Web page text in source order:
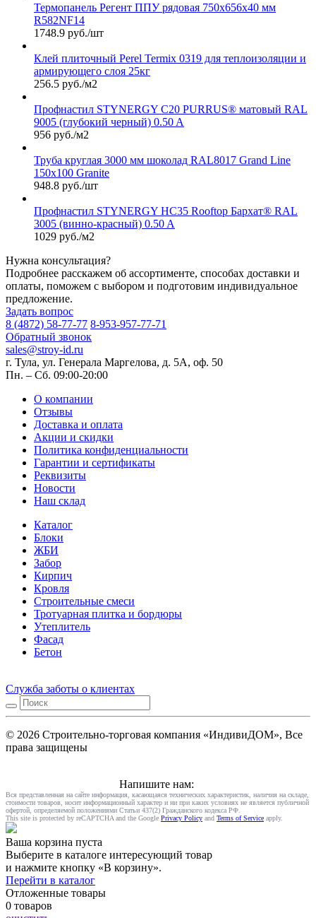
Термопанель Регент ППУ рядовая 750х656х40 мм
R582NF14
1748.9 руб./шт
Клей плиточный Perel Termix 0319 для теплоизоляции и
армирующего слоя 25кг
256.5 руб./м2
Профнастил STYNERGY С20 PURRUS® матовый RAL
9005 (глубокий черный) 0.50 A
956 руб./м2
Труба круглая 3000 мм шоколад RAL8017 Grand Line
150х100 Granite
948.8 руб./шт
Профнастил STYNERGY НС35 Rooftop Бархат® RAL
3005 (винно-красный) 0.50 A
1029 руб./м2
Нужна консультация?
Подробнее расскажем об ассортименте, способах доставки и
оплаты, поможем с выбором и подготовим индивидуальное
предложение.
Задать вопрос
8 (4872) 58-77-77 8-953-957-77-71
Обратный звонок
sales@stroy-id.ru
г. Тула, ул. Генерала Маргелова, д. 5А, оф. 50
Пн. – Cб. 09:00-20:00
О компании
Отзывы
Доставка и оплата
Акции и скидки
Политика конфиденциальности
Гарантии и сертификаты
Реквизиты
Новости
Наш склад
Каталог
Блоки
ЖБИ
Забор
Кирпич
Кровля
Строительные смеси
Тротуарная плитка и бордюры
Утеплитель
Фасад
Бетон
Служба заботы о клиентах
© 2026 Строительно-торговая компания «ИндивиДОМ», Все
права защищены
Напишите нам:
Вся представленная на сайте информация, касающаяся технических характеристик, наличия на складе,
стоимости товаров, носит информационный характер и ни при каких условиях не является публичной
офертой, определяемой положениями Статьи 437(2) Гражданского кодекса РФ.
This site is protected by reCAPTCHA and the Google Privacy Policy and Terms of Service apply.
Ваша корзина пуста
Выберите в каталоге интересующий товар
и нажмите кнопку «В корзину».
Перейти в каталог
Отложенные товары
0 товаров